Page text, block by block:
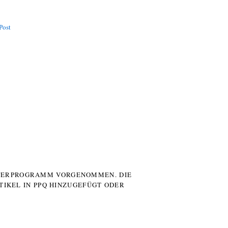
VORGENOMMEN. DIE
IN PPQ HINZUGEFÜGT ODER